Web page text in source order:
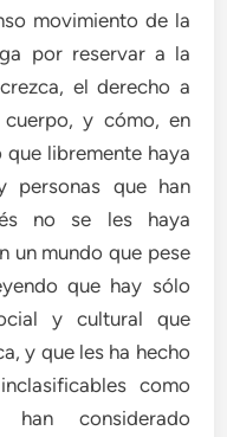
movimiento de la
por reservar a la
el derecho a
y cómo, en
libremente haya
personas que han
no se les haya
un mundo que pese
que hay sólo
y cultural que
y que les ha hecho
como
considerado